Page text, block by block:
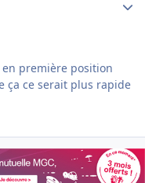
première position
ça ce serait plus rapide